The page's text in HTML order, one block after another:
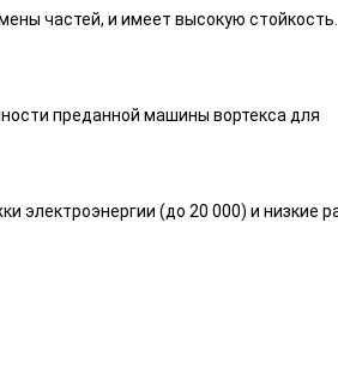
частей, и имеет высокую стойкость.
преданной машины вортекса для
электроэнергии (до 20 000) и низкие